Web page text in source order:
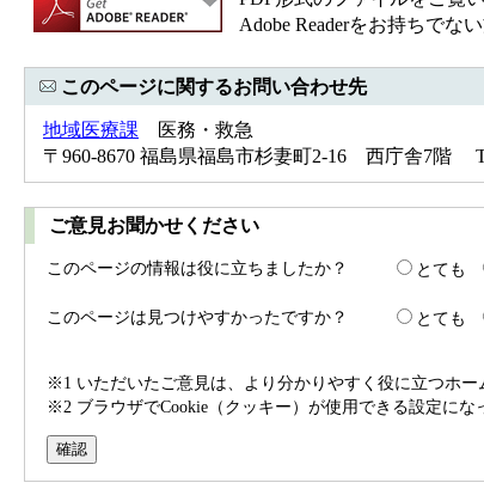
Adobe Readerをお持ちでな
このページに関するお問い合わせ先
地域医療課 医務・救急
〒960-8670 福島県福島市杉妻町2-16 西庁舎7階
ご意見お聞かせください
このページの情報は役に立ちましたか？ とても
このページは見つけやすかったですか？
とても
※1 いただいたご意見は、より分かりやすく役に立つホ
※2 ブラウザでCookie（クッキー）が使用できる設定にな